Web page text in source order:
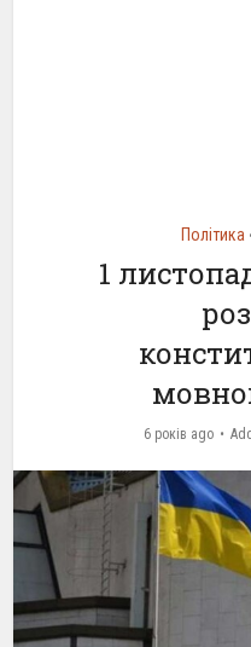
Політика •
1
6 років ago